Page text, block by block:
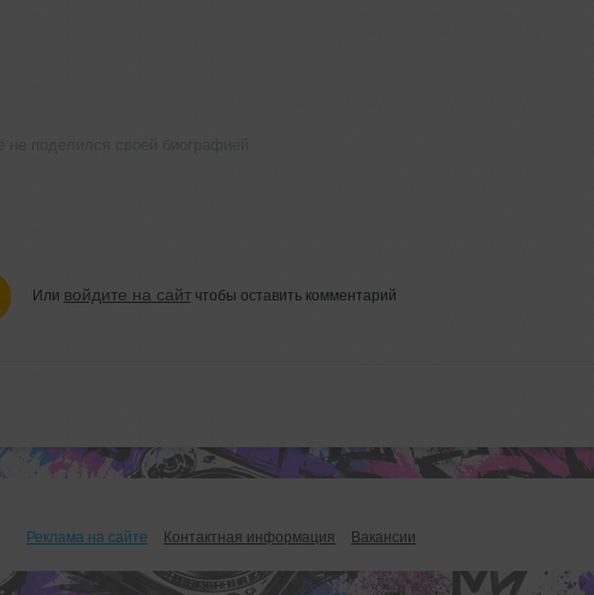
Или войдите на сайтчтобы оставить комментарий
Реклама на сайте Контактная информация Вакансии